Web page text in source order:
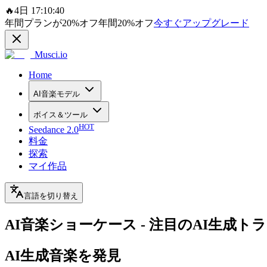
🔥4日 17:10:40
年間プランが20%オフ年間20%オフ今すぐアップグレード
Musci.io
Home
AI音楽モデル
ボイス＆ツール
Seedance 2.0HOT
料金
探索
マイ作品
言語を切り替え
AI音楽ショーケース - 注目のAI生成ト
AI生成音楽を発見